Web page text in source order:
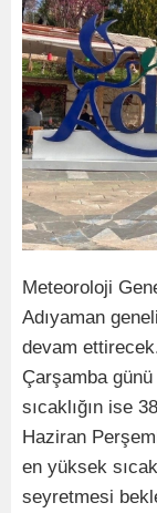
Meteoroloji
Adıyaman
devam
Çarşamba
sıcaklığın ise
Haziran
en yüksek
seyretmesi